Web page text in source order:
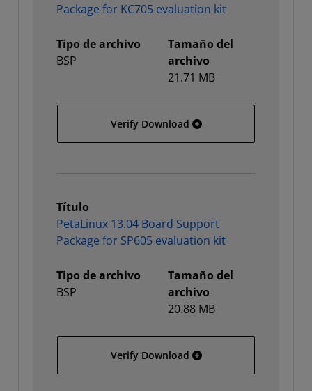
Package for KC705 evaluation kit
Tipo de archivo
BSP
Tamaño del
archivo
21.71 MB
Verify Download PetaLinux 13.04 Board
Título
PetaLinux 13.04 Board Support
Package for SP605 evaluation kit
Tipo de archivo
BSP
Tamaño del
archivo
20.88 MB
Verify Download PetaLinux 13.04 Board